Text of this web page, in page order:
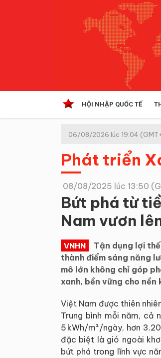
HỘI NHẬP QUỐC TẾ
Kinh tế hội nhập
Doanh nghiệp
06/08/2026 lúc 19:04
Phát triển
08/08/2025 lúc 13:50
Bứt phá từ
Nam vươn
VNHN
Tận dụng lợi
thành điểm sáng năng
mô lớn không chỉ góp
xanh, bền vững cho nền
Việt Nam được thiên
Trung bình mỗi năm, cả
5 kWh/m²/ngày, hơn
đặc biệt là gió ngoài
bứt phá trong lĩnh vực